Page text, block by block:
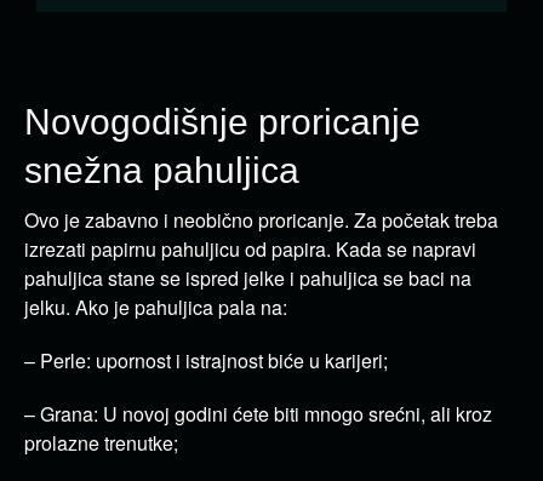
Novogodišnje proricanje
snežna pahuljica
Ovo je zabavno i neobično proricanje. Za početak treba
izrezati papirnu pahuljicu od papira. Kada se napravi
pahuljica stane se ispred jelke i pahuljica se baci na
jelku. Ako je pahuljica pala na:
– Perle: upornost i istrajnost biće u karijeri;
– Grana: U novoj godini ćete biti mnogo srećni, ali kroz
prolazne trenutke;